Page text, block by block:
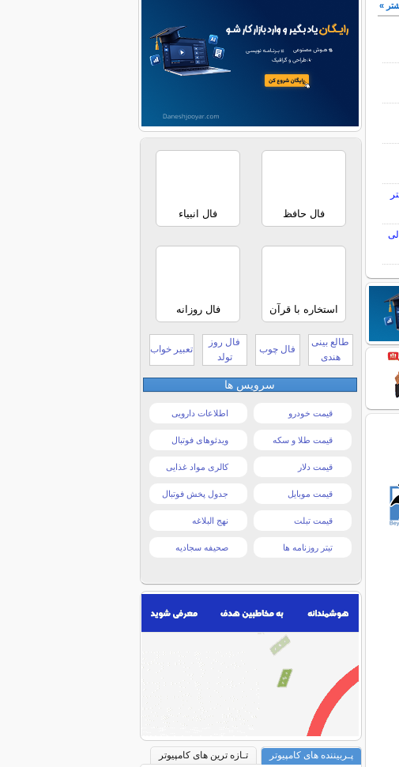
»
فال حافظ فال انبیاء
استخاره با قرآن فال روزانه
طالع بینی
هندی
فال چوب
فال روز
تولد
تعبیر خواب
سرویس ها
قیمت خودرو اطلاعات دارویی
قیمت طلا و سکه ویدئوهای فوتبال
قیمت دلار کالری مواد غذایی
قیمت موبایل جدول پخش فوتبال
قیمت تبلت نهج البلاغه
تیتر روزنامه ها صحیفه سجادیه
پـربیننده های کامپیوتر
تـازه ترین های کامپیوتر